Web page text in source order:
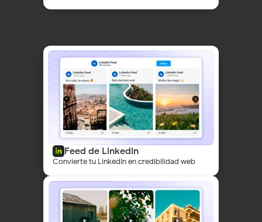
Feed de LinkedIn
Convierte tu LinkedIn en credibilidad web